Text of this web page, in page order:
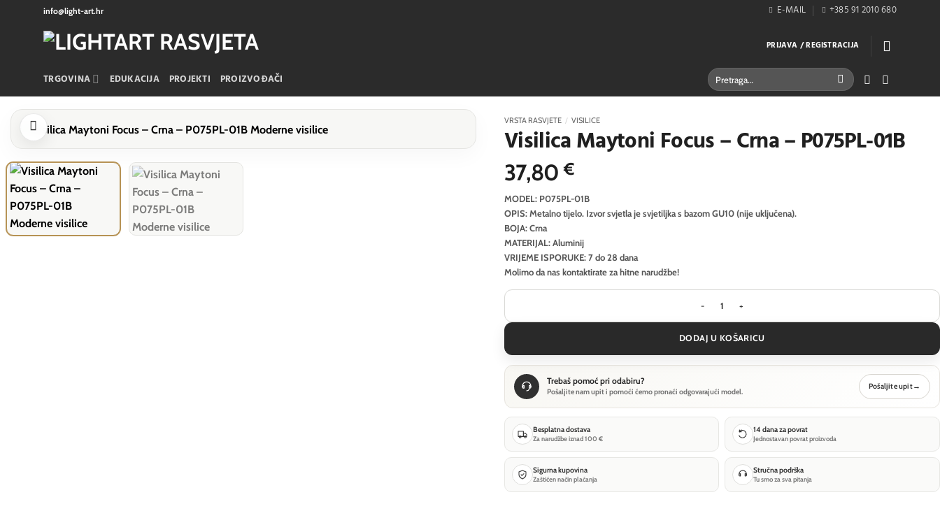
info@light-art.hr E-MAIL +385 91 2010 680
PRIJAVA / REGISTRACIJA
TRGOVINA EDUKACIJA PROJEKTI PROIZVOĐAČI Pretraži:
VRSTA RASVJETE / VISILICE
Visilica Maytoni Focus – Crna – P075PL-01B
37,80€
MODEL: P075PL-01B
OPIS: Metalno tijelo. Izvor svjetla je svjetiljka s bazom GU10 (nije uključena).
BOJA: Crna
MATERIJAL: Aluminij
VRIJEME ISPORUKE: 7 do 28 dana
Molimo da nas kontaktirate za hitne narudžbe!
Visilica Maytoni Focus - Crna - P075PL-01B
DODAJ U KOŠARICU
Trebaš pomoć pri odabiru?
Pošaljite nam upit i pomoći ćemo pronaći odgovarajući model.
Pošaljite upit→
Besplatna dostava
Za narudžbe iznad 100 €
14 dana za povrat
Jednostavan povrat proizvoda
Sigurna kupovina
Zaštićen način plaćanja
Stručna podrška
Tu smo za sva pitanja